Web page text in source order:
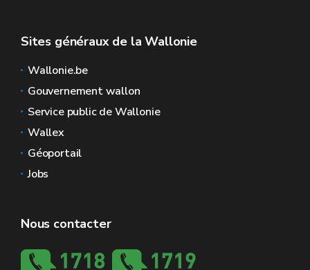
Sites généraux de la Wallonie
Wallonie.be
Gouvernement wallon
Service public de Wallonie
Wallex
Géoportail
Jobs
Nous contacter